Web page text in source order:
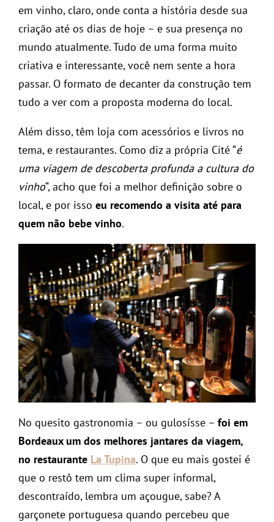
em vinho, claro, onde conta a história desde sua
criação até os dias de hoje – e sua presença no
mundo atualmente. Tudo de uma forma muito
criativa e interessante, você nem sente a hora
passar. O formato de decanter da construção tem
tudo a ver com a proposta moderna do local.
Além disso, têm loja com acessórios e livros no
tema, e restaurantes. Como diz a própria Cité “é
uma viagem de descoberta profunda a cultura do
vinho“, acho que foi a melhor definição sobre o
local, e por isso eu recomendo a visita até para
quem não bebe vinho.
No quesito gastronomia – ou gulosísse – foi em
Bordeaux um dos melhores jantares da viagem,
no restaurante La Tupina. O que eu mais gostei é
que o restô tem um clima super informal,
descontraído, lembra um açougue, sabe? A
garçonete portuguesa quando percebeu que